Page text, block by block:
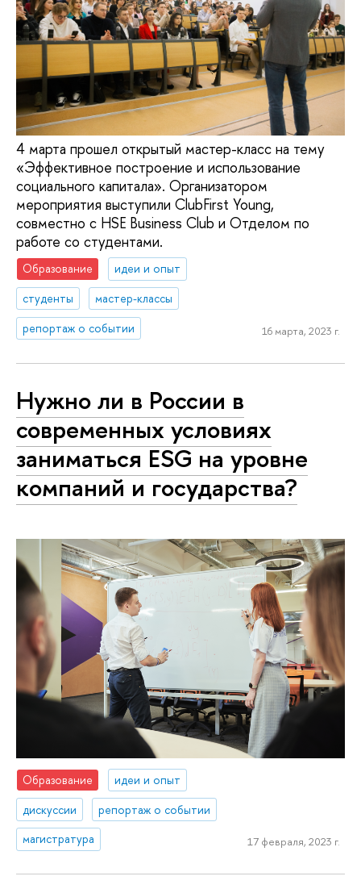
4 марта прошел открытый мастер-класс на тему
«Эффективное построение и использование
социального капитала». Организатором
мероприятия выступили ClubFirst Young,
совместно с HSE Business Club и Отделом по
работе со студентами.
Образование
идеи и опыт
студенты
мастер-классы
репортаж о событии
16 марта, 2023 г.
Нужно ли в России в
современных условиях
заниматься ESG на уровне
компаний и государства?
Образование
идеи и опыт
дискуссии
репортаж о событии
магистратура
17 февраля, 2023 г.